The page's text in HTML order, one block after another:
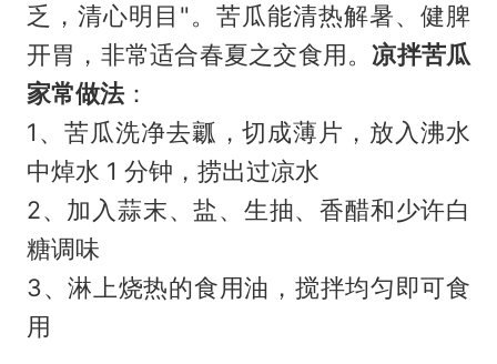
乏，清心明目"。苦瓜能清热解暑、健脾
开胃，非常适合春夏之交食用。凉拌苦瓜
家常做法：
1、苦瓜洗净去瓤，切成薄片，放入沸水
中焯水 1 分钟，捞出过凉水
2、加入蒜末、盐、生抽、香醋和少许白
糖调味
3、淋上烧热的食用油，搅拌均匀即可食
用